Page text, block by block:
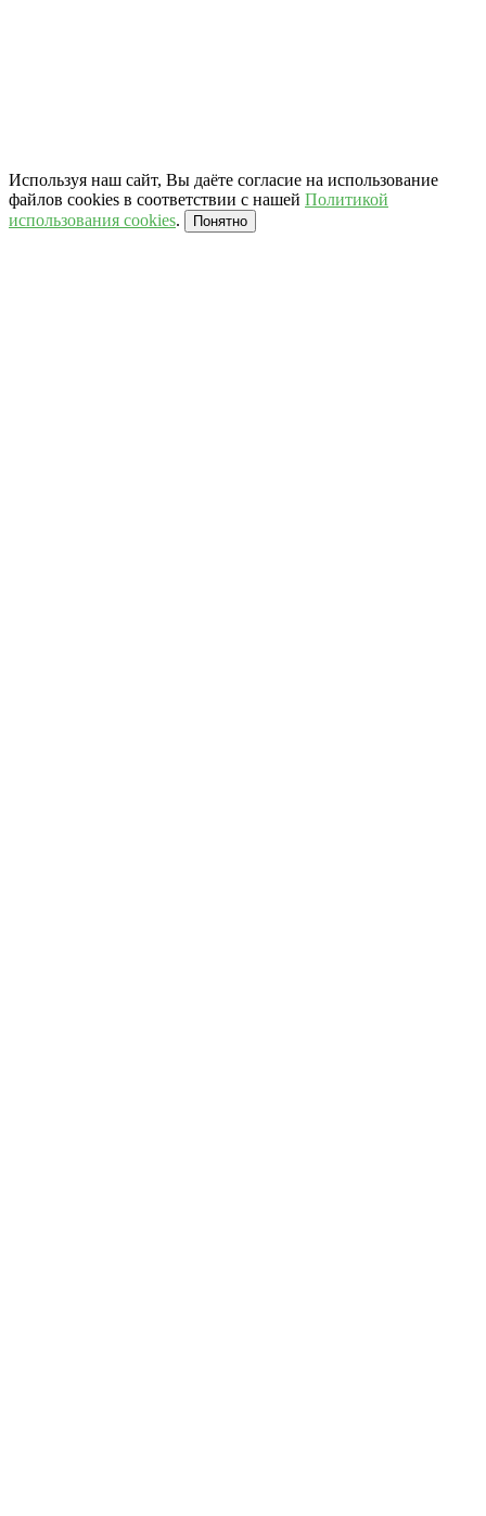
Используя наш сайт, Вы даёте согласие на использование
файлов cookies в соответствии с нашей Политикой
использования cookies. Понятно